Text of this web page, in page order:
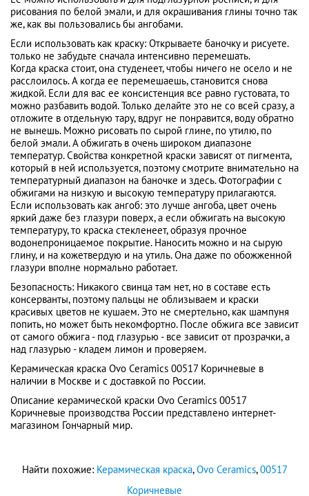
рисования по белой эмали, и для окрашивания глины точно так
же, как вы пользовались бы ангобами.
Если использовать как краску: Открываете баночку и рисуете.
только не забудьте сначала интенсивно перемешать.
Когда краска стоит, она студенеет, чтобы ничего не осело и не
расслоилось. А когда ее перемешаешь, становится снова
жидкой. Если для вас ее консистенция все равно густовата, то
можно разбавить водой. Только делайте это не со всей сразу, а
отложите в отдельную тару, вдруг не понравится, воду обратно
не вынешь. Можно рисовать по сырой глине, по утилю, по
белой эмали. А обжигать в очень широком диапазоне
температур. Свойства конкретной краски зависят от пигмента,
который в ней используется, поэтому смотрите внимательно на
температурный диапазон на баночке и здесь. Фотографии с
обжигами на низкую и высокую температуру прилагаются.
Если использовать как ангоб: это лучше ангоба, цвет очень
яркий даже без глазури поверх, а если обжигать на высокую
температуру, то краска стекленеет, образуя прочное
водонепроницаемое покрытие. Наносить можно и на сырую
глину, и на кожетвердую и на утиль. Она даже по обожженной
глазури вполне нормально работает.
Безопасность: Никакого свинца там нет, но в составе есть
консерванты, поэтому пальцы не облизываем и краски
красивых цветов не кушаем. Это не смертельно, как шампуня
попить, но может быть некомфортно. После обжига все зависит
от самого обжига - под глазурью - все зависит от прозрачки, а
над глазурью - кладем лимон и проверяем.
Керамическая краска Ovo Ceramics 00517 Коричневые в
наличии в Москве и с доставкой по России.
Описание керамической краски Ovo Ceramics 00517
Коричневые производства России представлено интернет-
магазином Гончарный мир.
Найти похожие: Керамическая краска,Ovo Ceramics,00517
Коричневые